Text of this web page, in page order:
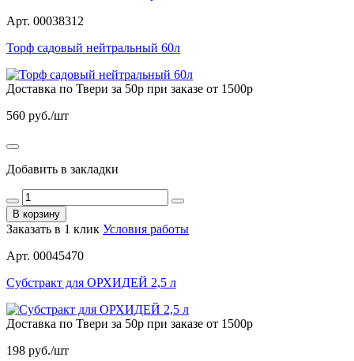
Арт. 00038312
Торф садовый нейтральный 60л
Доставка по Твери за 50р при заказе от 1500р
560 руб./шт
Добавить в закладки
В корзину
Заказать в 1 клик Условия работы
Арт. 00045470
Субстракт для ОРХИДЕЙ 2,5 л
Доставка по Твери за 50р при заказе от 1500р
198 руб./шт